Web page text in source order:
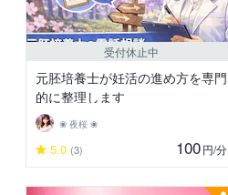
受付休止中
元胚培養士が妊活の進め方を専門
的に整理します
❀ 夜桜 ❀
5.0 (3) 100円/分